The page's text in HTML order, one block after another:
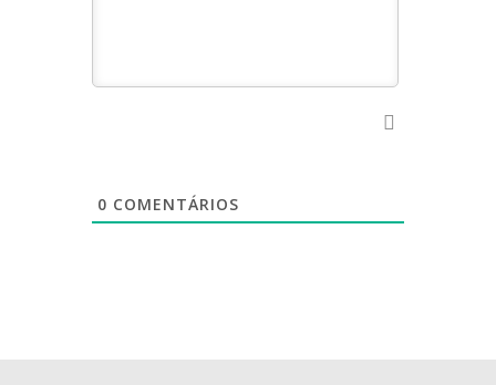
0 COMENTÁRIOS